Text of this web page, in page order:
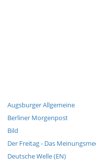
Augsburger Allgemeine
Berliner Morgenpost
Bild
Der Freitag - Das
Deutsche Welle (EN)